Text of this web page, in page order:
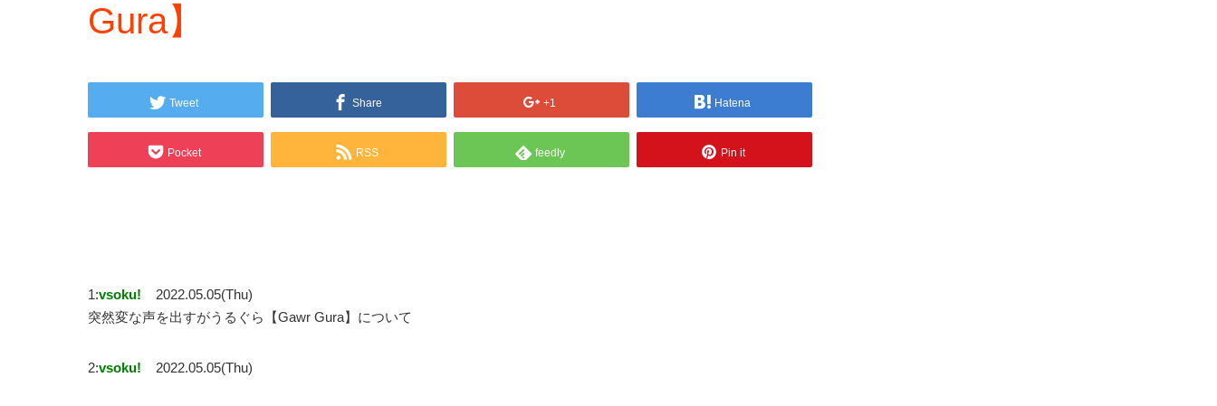
Gura】
Tweet Share +1 Hatena
Pocket RSS feedly Pin it
1:vsoku!
2022.05.05(Thu)
突然変な声を出すがうるぐら【Gawr Gura】について
2:vsoku! 2022.05.05(Thu)